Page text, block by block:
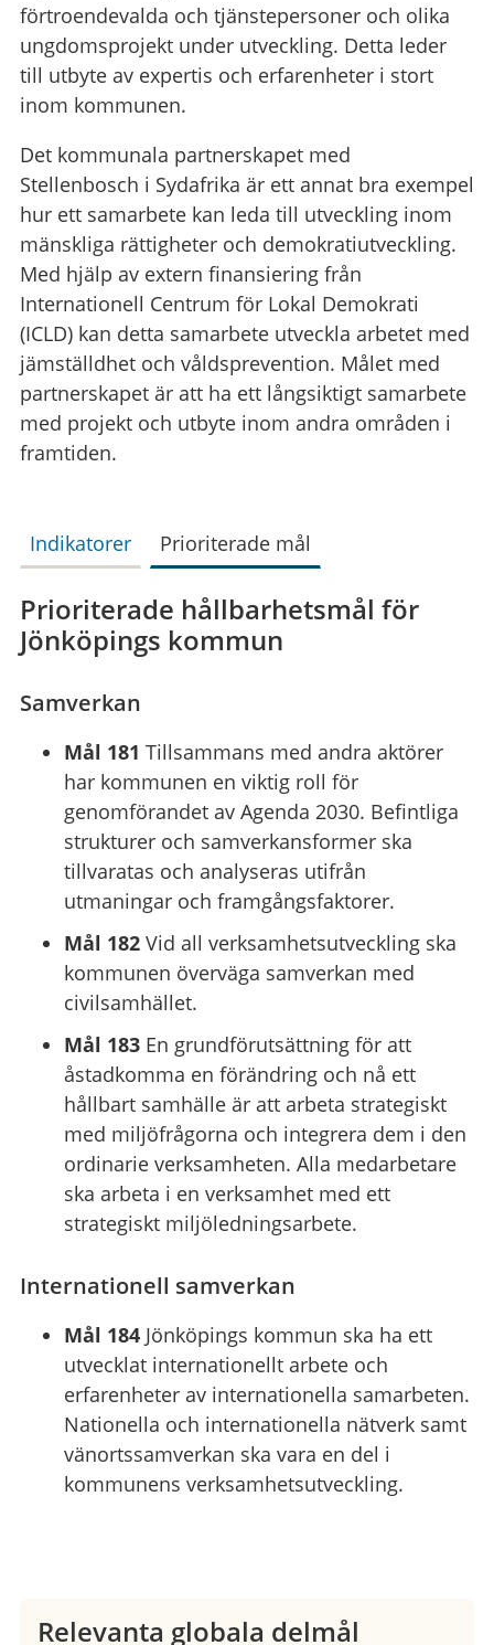
förtroendevalda och tjänstepersoner och olika
ungdomsprojekt under utveckling. Detta leder
till utbyte av expertis och erfarenheter i stort
inom kommunen.
Det kommunala partnerskapet med
Stellenbosch i Sydafrika är ett annat bra exempel
hur ett samarbete kan leda till utveckling inom
mänskliga rättigheter och demokratiutveckling.
Med hjälp av extern finansiering från
Internationell Centrum för Lokal Demokrati
(ICLD) kan detta samarbete utveckla arbetet med
jämställdhet och våldsprevention. Målet med
partnerskapet är att ha ett långsiktigt samarbete
med projekt och utbyte inom andra områden i
framtiden.
Indikatorer Prioriterade mål
Prioriterade hållbarhetsmål för
Jönköpings kommun
Samverkan
Mål 181 Tillsammans med andra aktörer
har kommunen en viktig roll för
genomförandet av Agenda 2030. Befintliga
strukturer och samverkansformer ska
tillvaratas och analyseras utifrån
utmaningar och framgångsfaktorer.
Mål 182Vid all verksamhetsutveckling ska
kommunen överväga samverkan med
civilsamhället.
Mål 183En grundförutsättning för att
åstadkomma en förändring och nå ett
hållbart samhälle är att arbeta strategiskt
med miljöfrågorna och integrera dem i den
ordinarie verksamheten. Alla medarbetare
ska arbeta i en verksamhet med ett
strategiskt miljöledningsarbete.
Internationell samverkan
Mål 184Jönköpings kommun ska ha ett
utvecklat internationellt arbete och
erfarenheter av internationella samarbeten.
Nationella och internationella nätverk samt
vänortssamverkan ska vara en del i
kommunens verksamhetsutveckling.
Relevanta globala delmål